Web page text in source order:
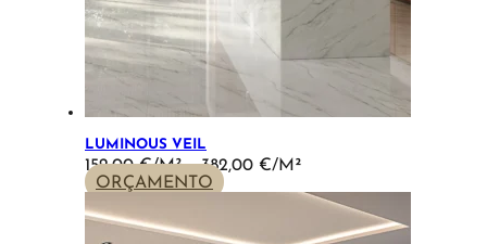
LUMINOUS VEIL
152,00€ – 382,00 €
PRICE
152,00 €
THROUGH
382,00 €
ORÇAMENTO